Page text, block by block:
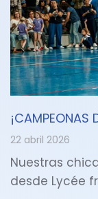
¡CAMPEONAS
22 abril 2026
Nuestras
desde Lycée